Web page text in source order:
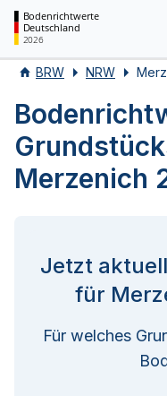
Bodenrichtwerte
Deutschland
2026
BRW NRW
Merzenich
Jetzt
für
Für welches